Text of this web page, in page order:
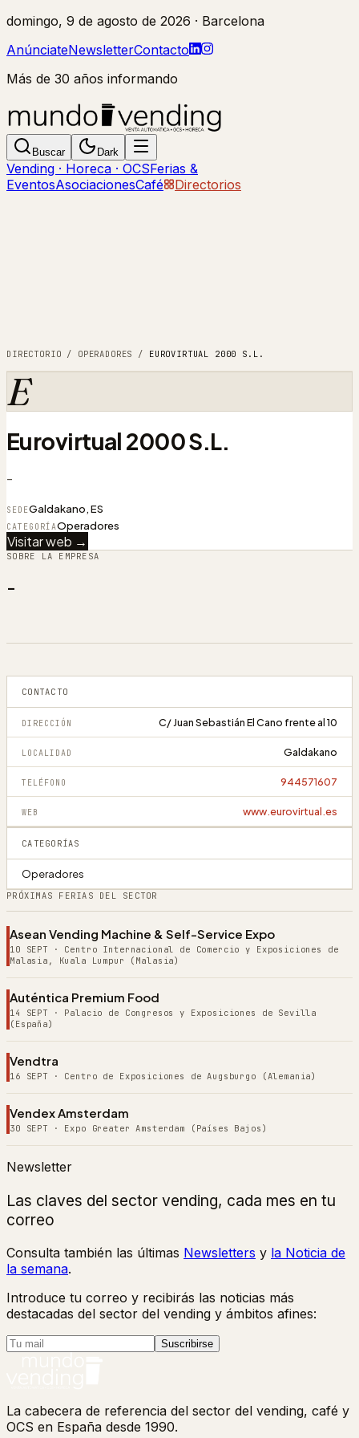
domingo, 9 de agosto de 2026 · Barcelona
AnúnciateNewsletterContacto
Más de 30 años informando
Buscar Dark
Vending · Horeca · OCSFerias &
EventosAsociacionesCafé Directorios
DIRECTORIO / OPERADORES / EUROVIRTUAL 2000 S.L.
E
Eurovirtual 2000 S.L.
-
SEDEGaldakano, ES
CATEGORÍAOperadores
Visitar web →
SOBRE LA EMPRESA
-
CONTACTO
DIRECCIÓN C/ Juan Sebastián El Cano frente al 10
LOCALIDAD Galdakano
TELÉFONO 944571607
WEB www.eurovirtual.es
CATEGORÍAS
Operadores
PRÓXIMAS FERIAS DEL SECTOR
Asean Vending Machine & Self-Service Expo
10 SEPT · Centro Internacional de Comercio y Exposiciones de
Malasia, Kuala Lumpur (Malasia)
Auténtica Premium Food
14 SEPT · Palacio de Congresos y Exposiciones de Sevilla
(España)
Vendtra
16 SEPT · Centro de Exposiciones de Augsburgo (Alemania)
Vendex Amsterdam
30 SEPT · Expo Greater Amsterdam (Países Bajos)
Newsletter
Las claves del sector vending, cada mes en tu
correo
Consulta también las últimas Newsletters y la Noticia de
la semana.
Introduce tu correo y recibirás las noticias más
destacadas del sector del vending y ámbitos afines:
Suscribirse
La cabecera de referencia del sector del vending, café y
OCS en España desde 1990.